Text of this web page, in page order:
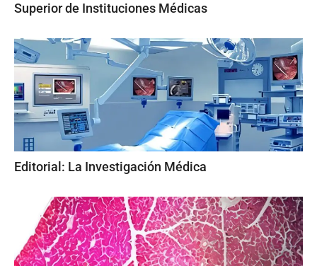
Superior de Instituciones Médicas
Editorial: La Investigación Médica